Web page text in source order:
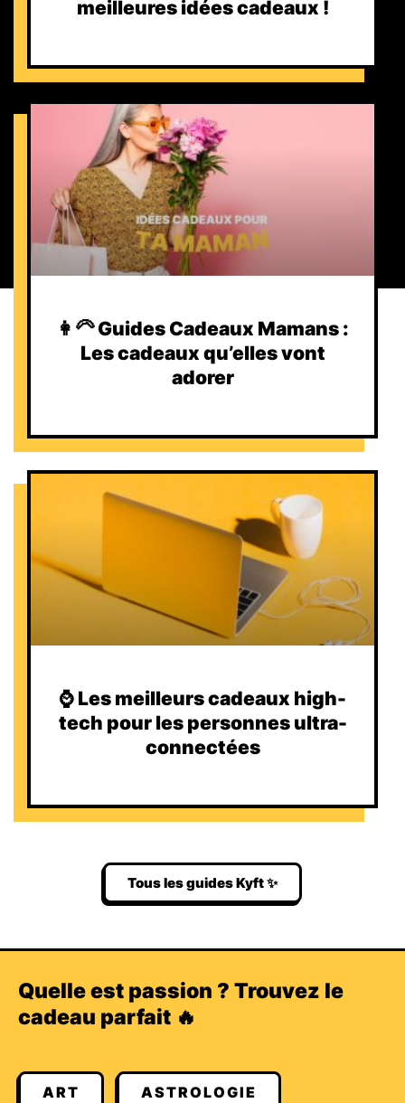
meilleures idées cadeaux !
👩‍🦳 Guides Cadeaux Mamans :
Les cadeaux qu’elles vont
adorer
⌚️ Les meilleurs cadeaux high-
tech pour les personnes ultra-
connectées
Tous les guides Kyft ✨
Quelle est passion ? Trouvez le
cadeau parfait 🔥
ART ASTROLOGIE